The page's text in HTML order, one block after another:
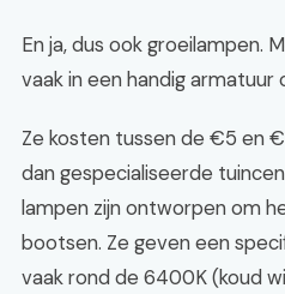
En ja, dus ook groeilampen.
vaak in een handig armatuur
Ze kosten tussen de €5 en
dan gespecialiseerde
lampen zijn ontworpen om
bootsen. Ze geven een
vaak rond de 6400K (koud